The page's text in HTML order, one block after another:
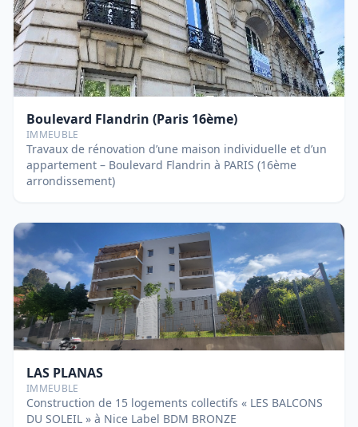
Boulevard Flandrin (Paris 16ème)
IMMEUBLE
Travaux de rénovation d’une maison individuelle et d’un
appartement – Boulevard Flandrin à PARIS (16ème
arrondissement)
LAS PLANAS
IMMEUBLE
Construction de 15 logements collectifs « LES BALCONS
DU SOLEIL » à Nice Label BDM BRONZE